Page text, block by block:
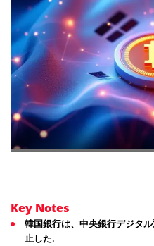
Key Notes
韓国銀行は、中央銀行デジタ
止した.